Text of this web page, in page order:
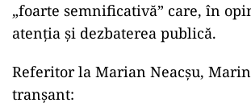
„foarte semnificativă” care, în
atenția și dezbaterea publică.
Referitor la Marian Neacșu,
tranșant: